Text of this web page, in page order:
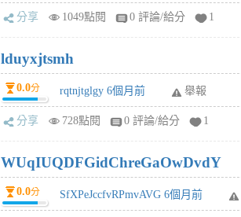
分享 1049點閱 0 評論/給分 1
lduyxjtsmh
0.0分 rqtnjtglgy 6個月前 舉報
分享 728點閱 0 評論/給分 1
WUqIUQDFGidChreGaOwDvdY
0.0分 SfXPeJccfvRPmvAVG 6個月前